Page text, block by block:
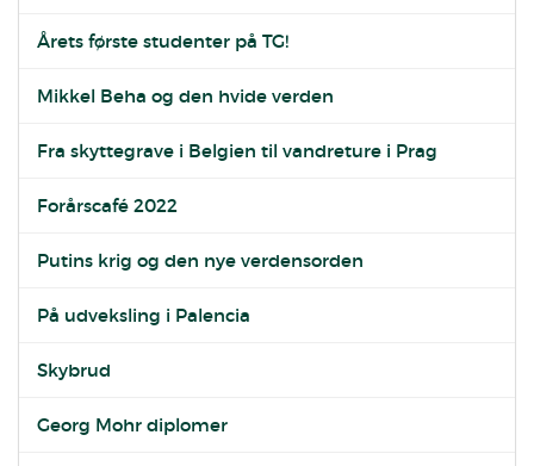
Årets første studenter på TG!
Mikkel Beha og den hvide verden
Fra skyttegrave i Belgien til vandreture i Prag
Forårscafé 2022
Putins krig og den nye verdensorden
På udveksling i Palencia
Skybrud
Georg Mohr diplomer